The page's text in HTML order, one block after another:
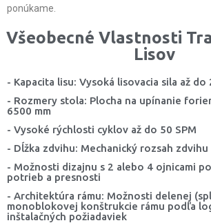
ponúkame.
Všeobecné Vlastnosti
Lisov
- Kapacita lisu: Vysoká lisovacia sila až
- Rozmery stola: Plocha na upínanie
6500 mm
- Vysoké rýchlosti cyklov až do 50 SPM
- Dĺžka zdvihu: Mechanický rozsah zdvihu
- Možnosti dizajnu s 2 alebo 4 ojnicami
potrieb a presnosti
- Architektúra rámu: Možnosti delenej
monoblokovej konštrukcie rámu podľa
inštalačných požiadaviek